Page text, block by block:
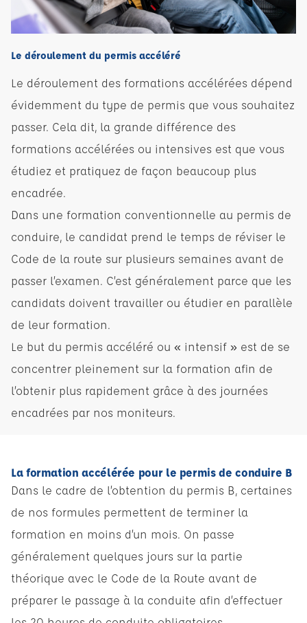
Le déroulement du permis accéléré
Le déroulement des formations accélérées dépend
évidemment du type de permis que vous souhaitez
passer. Cela dit, la grande différence des
formations accélérées ou intensives est que vous
étudiez et pratiquez de façon beaucoup plus
encadrée.
Dans une formation conventionnelle au permis de
conduire, le candidat prend le temps de réviser le
Code de la route sur plusieurs semaines avant de
passer l’examen. C’est généralement parce que les
candidats doivent travailler ou étudier en parallèle
de leur formation.
Le but du permis accéléré ou « intensif » est de se
concentrer pleinement sur la formation afin de
l’obtenir plus rapidement grâce à des journées
encadrées par nos moniteurs.
La formation accélérée pour le permis de conduire B
Dans le cadre de l’obtention du permis B, certaines
de nos formules permettent de terminer la
formation en moins d’un mois. On passe
généralement quelques jours sur la partie
théorique avec le Code de la Route avant de
préparer le passage à la conduite afin d’effectuer